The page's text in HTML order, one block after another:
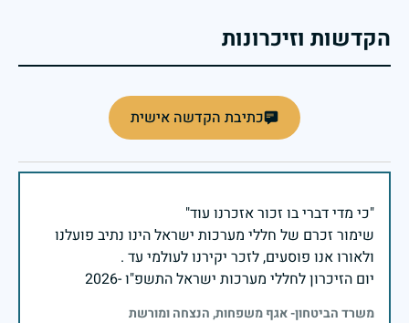
הקדשות וזיכרונות
כתיבת הקדשה אישית
שימור זכרם של חללי מערכות ישראל הינו נתיב פועלנו
יום הזיכרון לחללי מערכות ישראל התשפ"ו -2026
משרד הביטחון- אגף משפחות, הנצחה ומורשת